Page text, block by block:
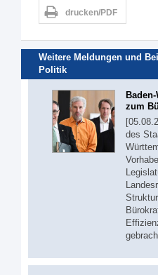
drucken/PDF
Weitere Meldungen und
Politik
zum
des